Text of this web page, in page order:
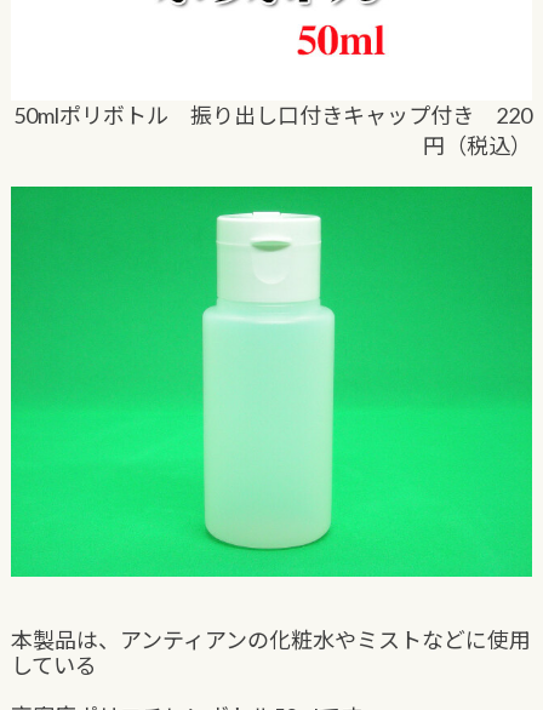
50mlポリボトル 振り出し口付きキャップ付き 220
円（税込）
本製品は、アンティアンの化粧水やミストなどに使用
している